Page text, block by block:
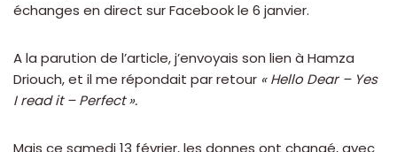
échanges en direct sur Facebook le 6 janvier.
A la parution de l’article, j’envoyais son lien à Hamza
Driouch, et il me répondait par retour « Hello Dear – Yes
I read it – Perfect ».
Mais ce samedi 13 février, les donnes ont changé, avec